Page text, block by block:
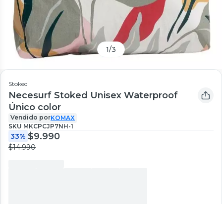
1/3
Stoked
Necesurf Stoked Unisex Waterproof
Único color
Vendido porKOMAX
SKU MKCPCJP7NH-1
33% $9.990
$14.990